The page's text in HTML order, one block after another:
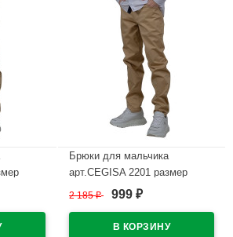
Брюки для мальчика
арт.CEGISA 2201 размер
42/158-46/170 цвет бежевый
2 185₽ 999 ₽